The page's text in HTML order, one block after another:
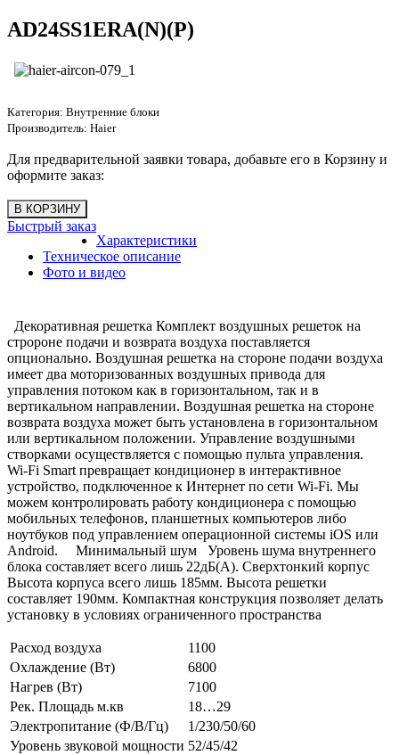
AD24SS1ERA(N)(P)
Категория: Внутренние блоки
Производитель: Haier
Для предварительной заявки товара, добавьте его в Корзину и
оформите заказ:
Быстрый заказ
Характеристики
Техническое описание
Фото и видео
Декоративная решетка Комплект воздушных решеток на
стророне подачи и возврата воздуха поставляется
опционально. Воздушная решетка на стороне подачи воздуха
имеет два моторизованных воздушных привода для
управления потоком как в горизонтальном, так и в
вертикальном направлении. Воздушная решетка на стороне
возврата воздуха может быть установлена в горизонтальном
или вертикальном положении. Управление воздушными
створками осуществляется с помощью пульта управления.
Wi-Fi Smart превращает кондиционер в интерактивное
устройство, подключенное к Интернет по сети Wi-Fi. Мы
можем контролировать работу кондиционера с помощью
мобильных телефонов, планшетных компьютеров либо
ноутбуков под управлением операционной системы iOS или
Android. Минимальный шум Уровень шума внутреннего
блока составляет всего лишь 22дБ(А). Сверхтонкий корпус
Высота корпуса всего лишь 185мм. Высота решетки
составляет 190мм. Компактная конструкция позволяет делать
установку в условиях ограниченного пространства
Расход воздуха
1100
Охлаждение (Вт)
6800
Нагрев (Вт)
7100
Рек. Площадь м.кв
18…29
Электропитание (Ф/В/Гц)
1/230/50/60
Уровень звуковой мощности 52/45/42